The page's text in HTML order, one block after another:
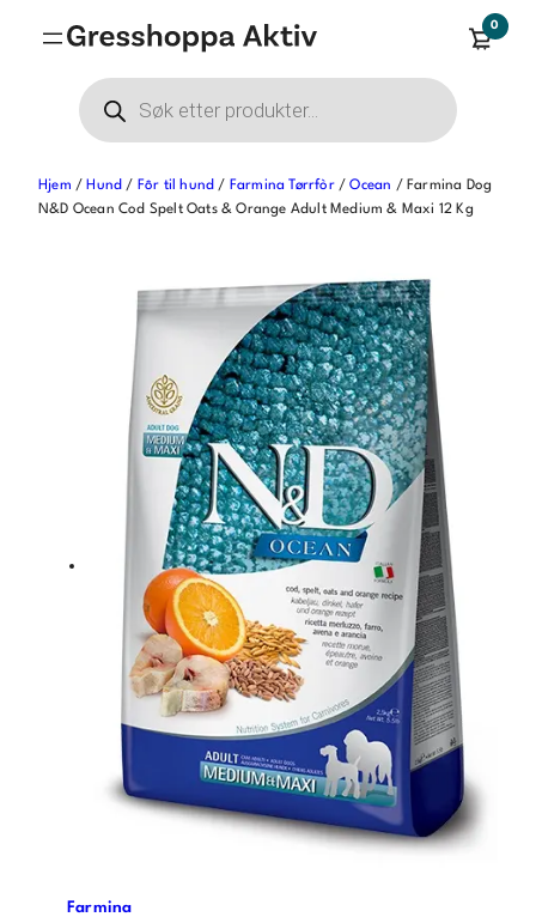
0
Products
search
Hjem /Hund / Fôr til hund / Farmina Tørrfòr/Ocean / Farmina Dog
N&D Ocean Cod Spelt Oats & Orange Adult Medium & Maxi 12 Kg
Farmina